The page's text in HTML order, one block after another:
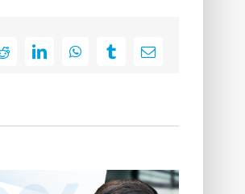
RedditLinkedInWhatsAppTumblrE-